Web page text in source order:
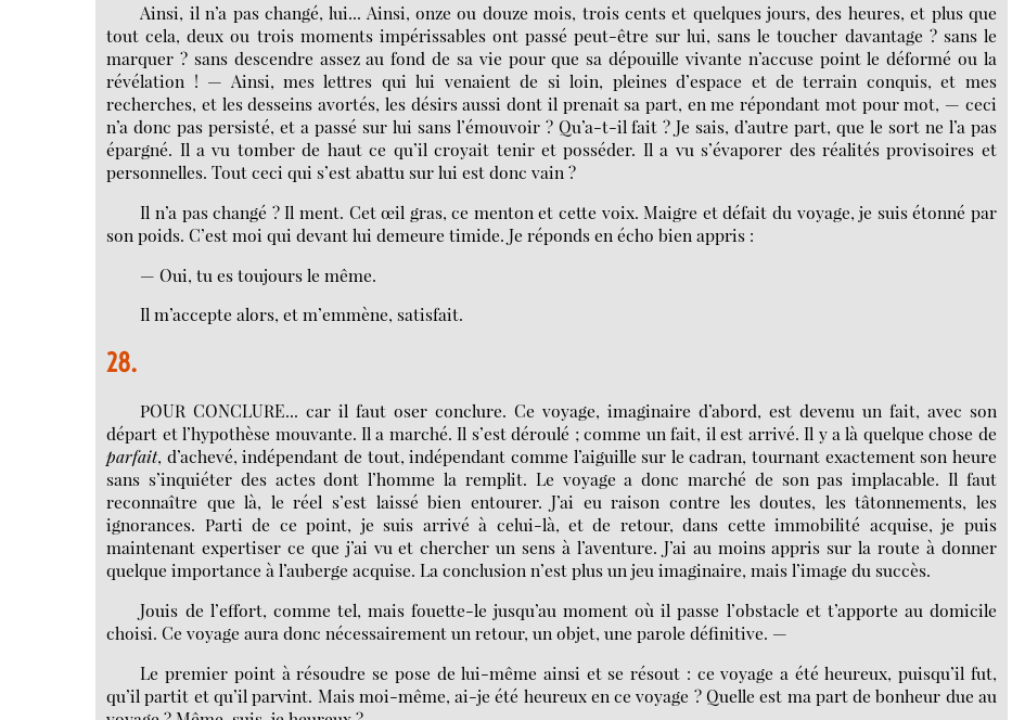
Ainsi, il n’a pas changé, lui... Ainsi, onze ou douze mois, trois cents et quelques jours, des heures, et plus que
tout cela, deux ou trois moments impérissables ont passé peut-être sur lui, sans le toucher davantage ? sans le
marquer ? sans descendre assez au fond de sa vie pour que sa dépouille vivante n’accuse point le déformé ou la
révélation ! — Ainsi, mes lettres qui lui venaient de si loin, pleines d’espace et de terrain conquis, et mes
recherches, et les desseins avortés, les désirs aussi dont il prenait sa part, en me répondant mot pour mot, — ceci
n’a donc pas persisté, et a passé sur lui sans l’émouvoir ? Qu’a-t-il fait ? Je sais, d’autre part, que le sort ne l’a pas
épargné. Il a vu tomber de haut ce qu’il croyait tenir et posséder. Il a vu s’évaporer des réalités provisoires et
personnelles. Tout ceci qui s’est abattu sur lui est donc vain ?
Il n’a pas changé ? Il ment. Cet œil gras, ce menton et cette voix. Maigre et défait du voyage, je suis étonné par
son poids. C’est moi qui devant lui demeure timide. Je réponds en écho bien appris :
— Oui, tu es toujours le même.
Il m’accepte alors, et m’emmène, satisfait.
28.
POUR CONCLURE... car il faut oser conclure. Ce voyage, imaginaire d’abord, est devenu un fait, avec son
départ et l’hypothèse mouvante. Il a marché. Il s’est déroulé ; comme un fait, il est arrivé. Il y a là quelque chose de
parfait, d’achevé, indépendant de tout, indépendant comme l’aiguille sur le cadran, tournant exactement son heure
sans s’inquiéter des actes dont l’homme la remplit. Le voyage a donc marché de son pas implacable. Il faut
reconnaître que là, le réel s’est laissé bien entourer. J’ai eu raison contre les doutes, les tâtonnements, les
ignorances. Parti de ce point, je suis arrivé à celui-là, et de retour, dans cette immobilité acquise, je puis
maintenant expertiser ce que j’ai vu et chercher un sens à l’aventure. J’ai au moins appris sur la route à donner
quelque importance à l’auberge acquise. La conclusion n’est plus un jeu imaginaire, mais l’image du succès.
Jouis de l’effort, comme tel, mais fouette-le jusqu’au moment où il passe l’obstacle et t’apporte au domicile
choisi. Ce voyage aura donc nécessairement un retour, un objet, une parole définitive. —
Le premier point à résoudre se pose de lui-même ainsi et se résout : ce voyage a été heureux, puisqu’il fut,
qu’il partit et qu’il parvint. Mais moi-même, ai-je été heureux en ce voyage ? Quelle est ma part de bonheur due au